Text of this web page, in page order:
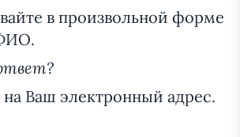
в произвольной форме
Ваш электронный адрес.